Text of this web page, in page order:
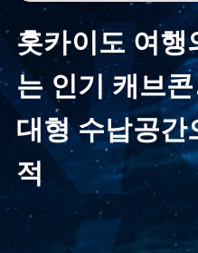
홋카이도 여
는 인기 캐브
대형 수납공
적